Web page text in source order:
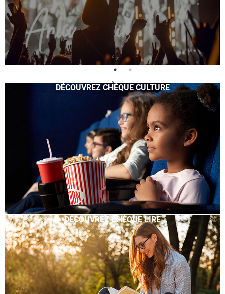
DÉCOUVREZ CHÈQUE CULTURE
DÉCOUVREZ CHÈQUE LIRE